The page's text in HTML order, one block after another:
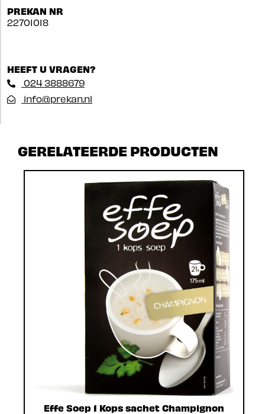
PREKAN NR
22701018
HEEFT U VRAGEN?
024 3888679
info@prekan.nl
GERELATEERDE PRODUCTEN
Effe Soep 1 Kops sachet Champignon